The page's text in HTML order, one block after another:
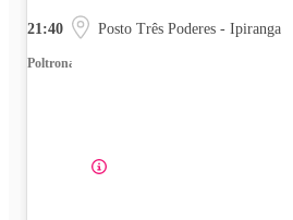
21:40 Posto Três Poderes - Ipiranga
Poltrona